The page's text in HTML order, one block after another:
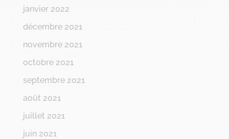
janvier 2022
décembre 2021
novembre 2021
octobre 2021
septembre 2021
août 2021
juillet 2021
juin 2021